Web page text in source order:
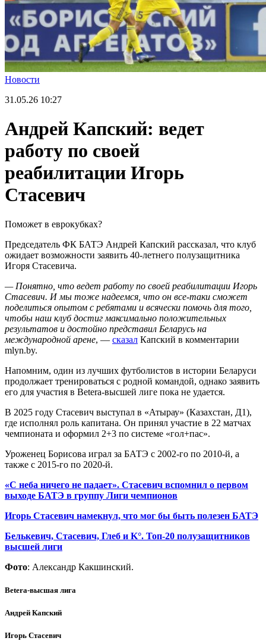
Новости
31.05.26 10:27
Андрей Капский: ведет
работу по своей
реабилитации Игорь
Стасевич
Поможет в еврокубках?
Председатель ФК БАТЭ Андрей Капский рассказал, что клуб
ожидает возможности заявить 40-летнего полузащитника
Игоря Стасевича.
— Понятно, что ведет работу по своей реабилитации Игорь
Стасевич. И мы тоже надеемся, что он все-таки сможет
поделиться опытом с ребятами и всячески помочь для того,
чтобы наш клуб достиг максимально положительных
результатов и достойно представил Беларусь на
международной арене, — сказал Капский в комментарии
mlyn.by.
Напомним, один из лучших футболистов в истории Беларуси
продолжает тренироваться с родной командой, однако заявить
его для участия в Betera-высшей лиге пока не удается.
В 2025 году Стасевич выступал в «Атырау» (Казахстан, Д1),
где исполнял роль капитана. Он принял участие в 22 матчах
чемпионата и оформил 2+3 по системе «гол+пас».
Уроженец Борисова играл за БАТЭ с 2002-го по 2010-й, а
также с 2015-го по 2020-й.
«С неба ничего не падает». Стасевич вспомнил о первом
выходе БАТЭ в группу Лиги чемпионов
Игорь Стасевич намекнул, что мог бы быть полезен БАТЭ
Белькевич, Стасевич, Глеб и K°. Топ-20 полузащитников
высшей лиги
Фото: Александр Какшинский.
Betera-высшая лига
Андрей Капский
Игорь Стасевич